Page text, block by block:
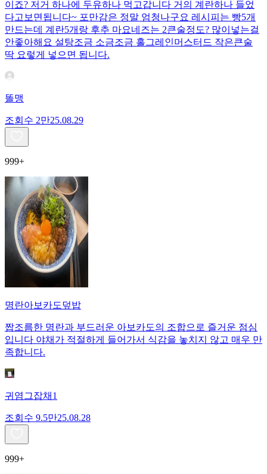
이죠? 저거 하나에 두유하나 먹고갑니다 거의 계란하나 들었
다고보면됩니다~ 포만감은 정말 엄청나구요 레시피는 빵5개
만드는데 계란5개랑 후추 마요네즈는 2큰술정도? 많이넣는걸
안좋아해요 설탕조금 소금조금 홀그레인머스터드 작은큰술
딱 요렇게 넣으면 됩니다.
똘맹
조회수 2만25.08.29
999+
명란아보카도덮밥
짭조름한 명란과 부드러운 아보카도의 조합으로 즐거운 점심
입니다 야채가 적절하게 들어가서 식감을 놓치지 않고 매우 만
족합니다.
귀염그잡채1
조회수 9.5만25.08.28
999+